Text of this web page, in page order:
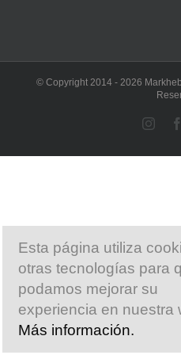
© Copyright 2014 - 2026 Markheb
Esta página utiliza
otras tecnologías para
podamos mejorar su
experiencia en nuestra
Más información.